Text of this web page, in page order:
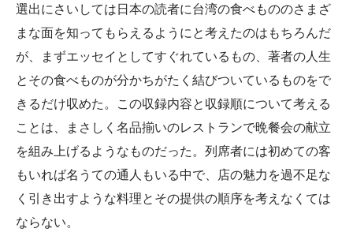
選出にさいしては日本の読者に台湾の食べもののさまざ
まな面を知ってもらえるようにと考えたのはもちろんだ
が、まずエッセイとしてすぐれているもの、著者の人生
とその食べものが分かちがたく結びついているものをで
きるだけ収めた。この収録内容と収録順について考える
ことは、まさしく名品揃いのレストランで晩餐会の献立
を組み上げるようなものだった。列席者には初めての客
もいれば名うての通人もいる中で、店の魅力を過不足な
く引き出すような料理とその提供の順序を考えなくては
ならない。